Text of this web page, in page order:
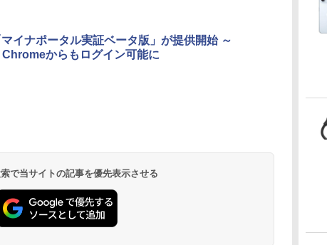
イト + 3年延長
AppleCare+ for 13イ
るさ自動調整、色調
持続バッテリー、広
告なし、メタリック
ジェード
￥32,980
レイ、色調調節ライ
ッテリー、広告無
し、ブラック (2025
年発売)
￥39,980
イナポータル実証ベータ版」が提供開始 ～
Chromeからもログイン可能に
で当サイトの記事を優先表示させる